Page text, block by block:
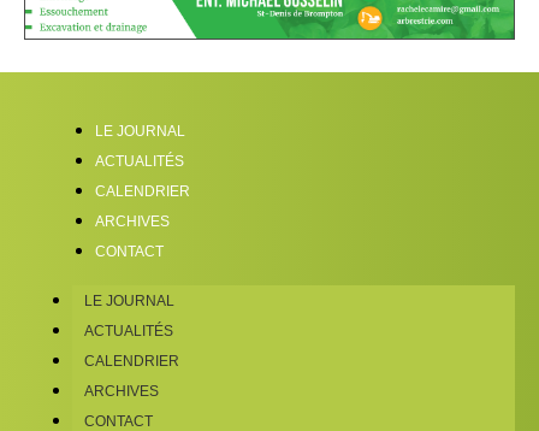
LE JOURNAL
ACTUALITÉS
CALENDRIER
ARCHIVES
CONTACT
LE JOURNAL
ACTUALITÉS
CALENDRIER
ARCHIVES
CONTACT